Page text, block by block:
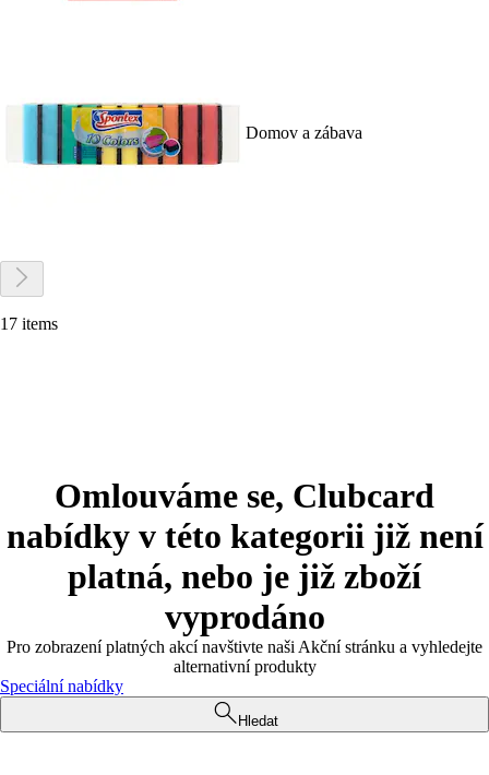
Domov a zábava
17 items
Omlouváme se, Clubcard
nabídky v této kategorii již není
platná, nebo je již zboží
vyprodáno
Pro zobrazení platných akcí navštivte naši Akční stránku a vyhledejte
alternativní produkty
Speciální nabídky
Hledat